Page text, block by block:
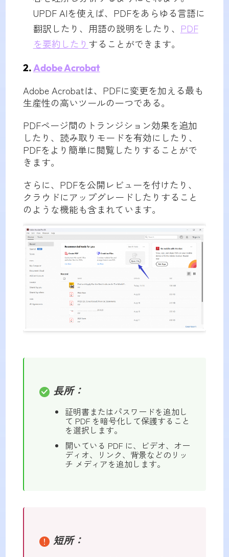
UPDF AIを使えば、PDFをあらゆる言語に
翻訳したり、用語の説明をしたり、 PDF
を要約したり することができます。
2.Adobe Acrobat
Adobe Acrobatは、PDFに変更を加える最も
生産性の高いツールの一つである。
PDFページ間のトランジション効果を追加
したり、読み取りモードを有効にしたり、
PDFをより簡単に閲覧したりすることがで
きます。
さらに、PDFを公開レビューを付けたり、
クラウドにアップグレードしたりすること
のような機能も含まれています。
長所：
証明書またはパスワードを追加し
て PDF を暗号化して保護すること
を選択します。
開いている PDF に、ビデオ、オー
ディオ、リンク、背景などのリッ
チ メディアを追加します。
短所：